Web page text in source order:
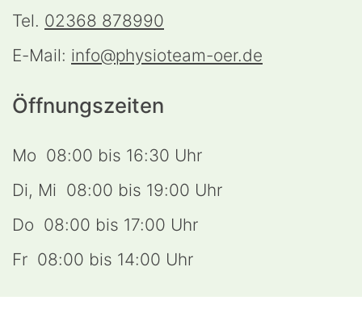
Tel. 02368 878990
E-Mail: info@physioteam-oer.de
Öffnungszeiten
Mo 08:00 bis 16:30 Uhr
Di, Mi 08:00 bis 19:00 Uhr
Do 08:00 bis 17:00 Uhr
Fr 08:00 bis 14:00 Uhr